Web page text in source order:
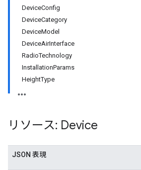
DeviceConfig
DeviceCategory
DeviceModel
DeviceAirInterface
RadioTechnology
InstallationParams
HeightType
リソース: Device
JSON 表現